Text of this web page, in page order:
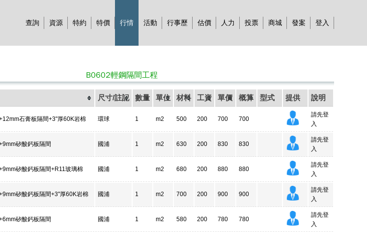
查詢 資源 特約 特價 行情 活動 行事歷 估價 人力 投票 商城 發案 登入
B0602輕鋼隔間工程
尺寸/註記 數量 單位 材料 工資 單價 概算 型式 提供 說明
石膏板隔間+3"厚60K岩棉 環球 1 m2 500 200 700 700
請先登
入
矽酸鈣板隔間 國浦 1 m2 630 200 830 830
請先登
入
矽酸鈣板隔間+R11玻璃棉 國浦 1 m2 680 200 880 880
請先登
入
矽酸鈣板隔間+3"厚60K岩棉 國浦 1 m2 700 200 900 900
請先登
入
矽酸鈣板隔間 國浦 1 m2 580 200 780 780
請先登
入